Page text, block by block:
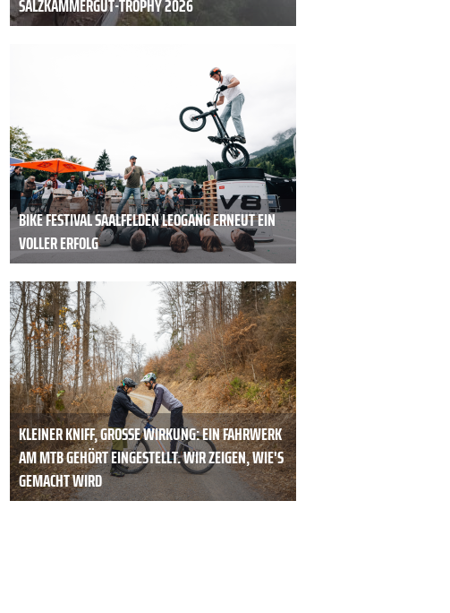
BIKE FESTIVAL SAALFELDEN LEOGANG ERNEUT EIN
VOLLER ERFOLG
KLEINER KNIFF, GROSSE WIRKUNG: EIN FAHRWERK A
M MTB GEHÖRT EINGESTELLT. WIR ZEIGEN, WIE'S G
EMACHT WIRD